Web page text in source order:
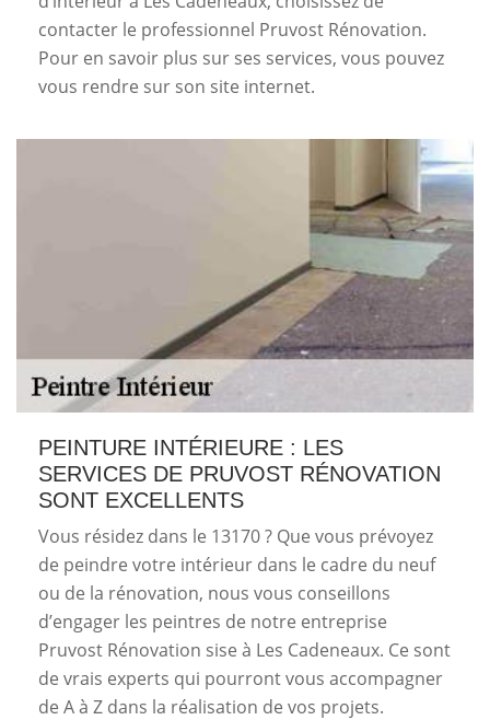
contacter le professionnel Pruvost Rénovation.
Pour en savoir plus sur ses services, vous pouvez
vous rendre sur son site internet.
PEINTURE INTÉRIEURE : LES
SERVICES DE PRUVOST RÉNOVATION
SONT EXCELLENTS
Vous résidez dans le 13170 ? Que vous prévoyez
de peindre votre intérieur dans le cadre du neuf
ou de la rénovation, nous vous conseillons
d’engager les peintres de notre entreprise
Pruvost Rénovation sise à Les Cadeneaux. Ce sont
de vrais experts qui pourront vous accompagner
de A à Z dans la réalisation de vos projets.